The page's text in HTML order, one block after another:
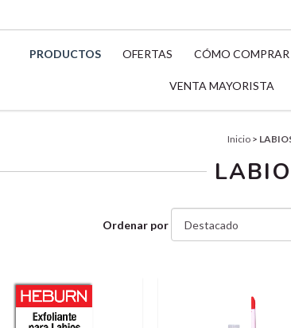
PRODUCTOS OFERTAS CÓMO COMPRAR
VENTA MAYORISTA
Inicio >
Ordenar por